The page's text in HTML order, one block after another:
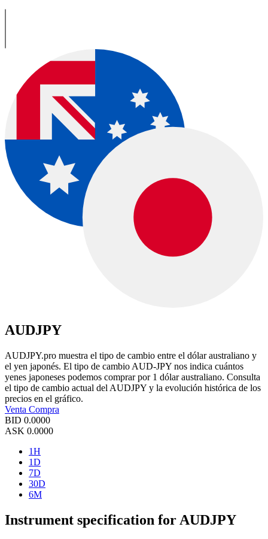
AUDJPY
AUDJPY.pro muestra el tipo de cambio entre el dólar australiano y
el yen japonés. El tipo de cambio AUD-JPY nos indica cuántos
yenes japoneses podemos comprar por 1 dólar australiano. Consulta
el tipo de cambio actual del AUDJPY y la evolución histórica de los
precios en el gráfico.
Venta Compra
BID 0.0000
ASK 0.0000
1H
1D
7D
30D
6M
Instrument specification for AUDJPY